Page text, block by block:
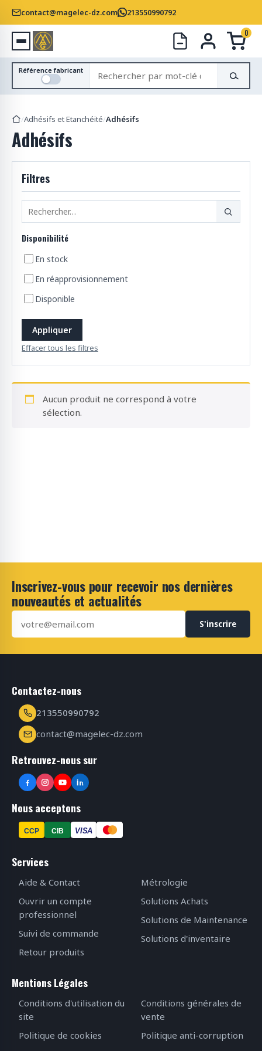
contact@magelec-dz.com 213550990792
0
Référence fabricant
c
e
r
c
h
/Adhésifs et Etanchéité/Adhésifs
Adhésifs
Filtres
Disponibilité
En stock
En réapprovisionnement
Disponible
Appliquer
Effacer tous les filtres
Aucun produit ne correspond à votre
sélection.
Inscrivez-vous pour recevoir nos dernières
nouveautés et actualités
S'inscrire
Contactez-nous
213550990792
contact@magelec-dz.com
Retrouvez-nous sur
Nous acceptons
CCP CIB VISA
Services
Aide & Contact
Ouvrir un compte
professionnel
Suivi de commande
Retour produits
Métrologie
Solutions Achats
Solutions de Maintenance
Solutions d'inventaire
Mentions Légales
Conditions d'utilisation du
site
Politique de cookies
Conditions générales de
vente
Politique anti-corruption